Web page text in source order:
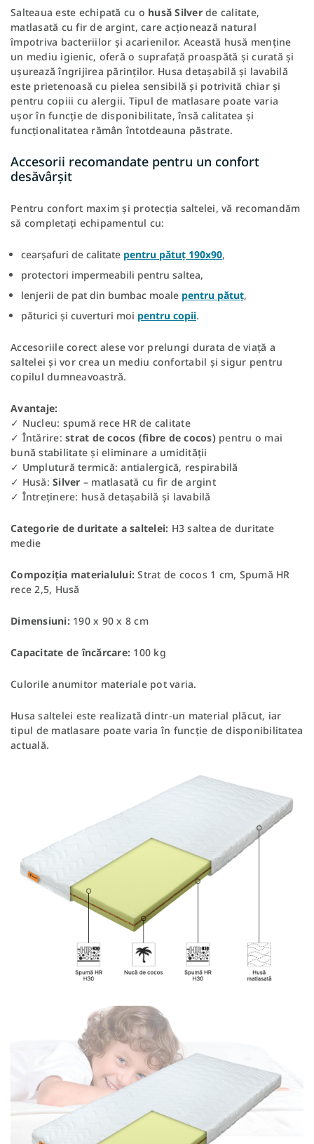
Salteaua este echipată cu o husă Silverde calitate,
matlasată cu fir de argint, care acționează natural
împotriva bacteriilor și acarienilor. Această husă menține
un mediu igienic, oferă o suprafață proaspătă și curată și
ușurează îngrijirea părinților. Husa detașabilă și lavabilă
este prietenoasă cu pielea sensibilă și potrivită chiar și
pentru copiii cu alergii. Tipul de matlasare poate varia
ușor în funcție de disponibilitate, însă calitatea și
funcționalitatea rămân întotdeauna păstrate.
Accesorii recomandate pentru un confort
desăvârșit
Pentru confort maxim și protecția saltelei, vă recomandăm
să completați echipamentul cu:
cearșafuri de calitate pentru pătuț 190x90,
protectori impermeabili pentru saltea,
lenjerii de pat din bumbac moale pentru pătuț,
păturici și cuverturi moi pentru copii.
Accesoriile corect alese vor prelungi durata de viață a
saltelei și vor crea un mediu confortabil și sigur pentru
copilul dumneavoastră.
Avantaje:
✓ Nucleu: spumă rece HR de calitate
✓ Întărire: strat de cocos (fibre de cocos)pentru o mai
bună stabilitate și eliminare a umidității
✓ Umplutură termică: antialergică, respirabilă
✓ Husă: Silver – matlasată cu fir de argint
✓ Întreținere: husă detașabilă și lavabilă
Categorie de duritate a saltelei: H3 saltea de duritate
medie
Compoziția materialului:Strat de cocos 1 cm, Spumă HR
rece 2,5, Husă
Dimensiuni: 190 x 90 x 8 cm
Capacitate de încărcare: 100 kg
Culorile anumitor materiale pot varia.
Husa saltelei este realizată dintr-un material plăcut, iar
tipul de matlasare poate varia în funcție de disponibilitatea
actuală.